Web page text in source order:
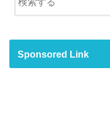
Sponsored Link